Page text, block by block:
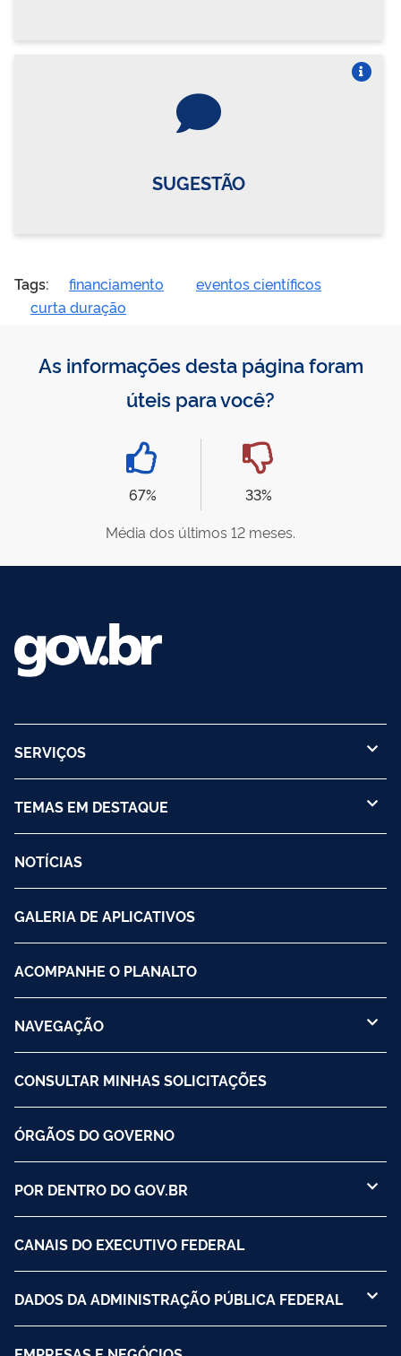
SUGESTÃO
Tags: financiamento
eventos científicos
curta duração
As informações desta página foram
úteis para você?
67%
33%
Média dos últimos 12 meses.
SERVIÇOS
TEMAS EM DESTAQUE
NOTÍCIAS
GALERIA DE APLICATIVOS
ACOMPANHE O PLANALTO
NAVEGAÇÃO
CONSULTAR MINHAS SOLICITAÇÕES
ÓRGÃOS DO GOVERNO
POR DENTRO DO GOV.BR
CANAIS DO EXECUTIVO FEDERAL
DADOS DA ADMINISTRAÇÃO PÚBLICA FEDERAL